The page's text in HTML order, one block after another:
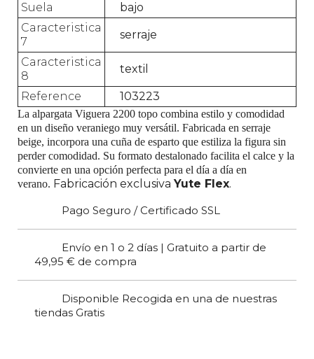
Suela
bajo
Caracteristica
7
serraje
Caracteristica
8
textil
Reference 103223
La alpargata Viguera 2200 topo combina estilo y comodidad
en un diseño veraniego muy versátil. Fabricada en serraje
beige, incorpora una cuña de esparto que estiliza la figura sin
perder comodidad. Su formato destalonado facilita el calce y la
convierte en una opción perfecta para el día a día en
verano. Fabricación exclusiva Yute Flex.
Pago Seguro / Certificado SSL
Envío en 1 o 2 días | Gratuito a partir de
49,95 € de compra
Disponible Recogida en una de nuestras
tiendas Gratis